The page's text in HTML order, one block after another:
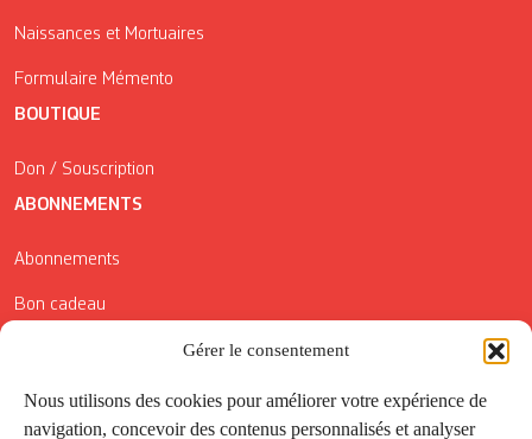
Gérer le consentement
Nous utilisons des cookies pour améliorer votre expérience de
navigation, concevoir des contenus personnalisés et analyser
Naissances et Mortuaires
Formulaire Mémento
BOUTIQUE
Don / Souscription
ABONNEMENTS
Abonnements
Bon cadeau
Conditions générales de vente
Réductions de la Carte Côté Courrier